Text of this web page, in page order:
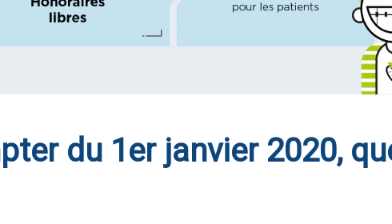
du 1er janvier 2020,